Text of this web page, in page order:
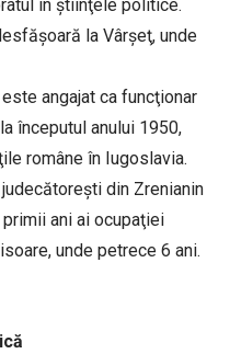
în ştiinţele politice.
la Vârşeţ, unde
angajat ca funcţionar
începutul anului 1950,
române în Iugoslavia.
din Zrenianin
ani ai ocupaţiei
unde petrece 6 ani.